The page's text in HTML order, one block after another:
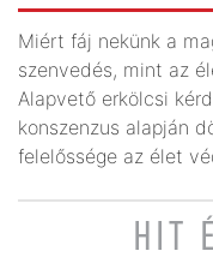
Miért fáj nekünk a
szenvedés, mint az
Alapvető erkölcsi
konszenzus alapján
felelőssége az élet
HIT